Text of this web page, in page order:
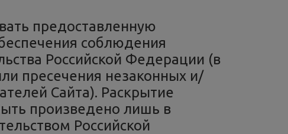
предоставленную
соблюдения
Российской Федерации (в
пресечения незаконных и/
Сайта). Раскрытие
произведено лишь в
Российской